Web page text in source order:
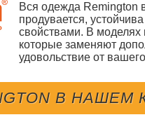
Вся одежда Remington
продувается,
свойствами. В
которые заменяют
удовольствие от
В НАШЕМ